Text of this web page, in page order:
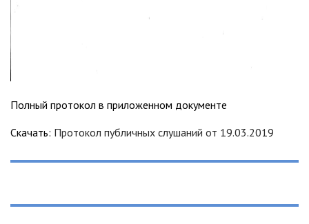
Полный протокол в приложенном документе
Скачать: Протокол публичных слушаний от 19.03.2019